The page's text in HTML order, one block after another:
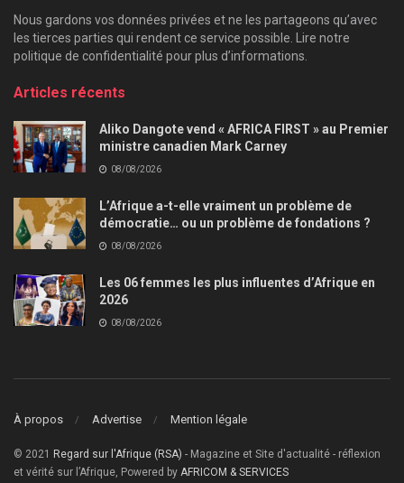
Nous gardons vos données privées et ne les partageons qu’avec
les tierces parties qui rendent ce service possible. Lire notre
politique de confidentialité pour plus d’informations.
Articles récents
Aliko Dangote vend « AFRICA FIRST » au Premier
ministre canadien Mark Carney
08/08/2026
L’Afrique a-t-elle vraiment un problème de
démocratie… ou un problème de fondations ?
08/08/2026
Les 06 femmes les plus influentes d’Afrique en
2026
08/08/2026
À propos Advertise Mention légale
© 2021 Regard sur l'Afrique (RSA) - Magazine et Site d'actualité - réflexion
et vérité sur l’Afrique, Powered by AFRICOM & SERVICES